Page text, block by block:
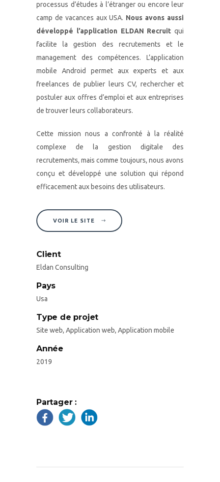
processus d’études à l’étranger ou encore leur
camp de vacances aux USA. Nous avons aussi
développé l’application ELDAN Recruit qui
facilite la gestion des recrutements et le
management des compétences. L’application
mobile Android permet aux experts et aux
freelances de publier leurs CV, rechercher et
postuler aux offres d’emploi et aux entreprises
de trouver leurs collaborateurs.
Cette mission nous a confronté à la réalité
complexe de la gestion digitale des
recrutements, mais comme toujours, nous avons
conçu et développé une solution qui répond
efficacement aux besoins des utilisateurs.
VOIR LE SITE
Client
Eldan Consulting
Pays
Usa
Type de projet
Site web, Application web, Application mobile
Année
2019
Partager :